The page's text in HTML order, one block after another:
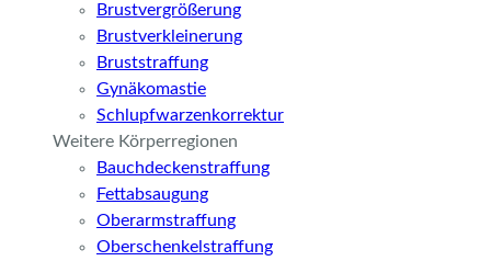
Brustvergrößerung
Brustverkleinerung
Bruststraffung
Gynäkomastie
Schlupfwarzenkorrektur
Weitere Körperregionen
Bauchdeckenstraffung
Fettabsaugung
Oberarmstraffung
Oberschenkelstraffung